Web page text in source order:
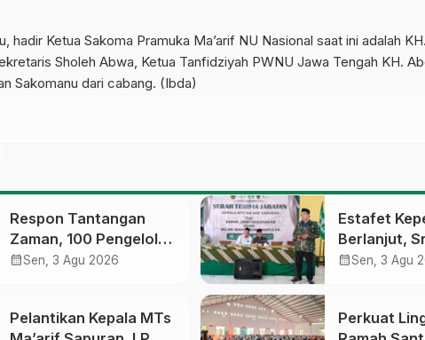
hadir Ketua Sakoma Pramuka Ma’arif NU Nasional saat ini adalah KH.
Sholeh Abwa, Ketua Tanfidziyah PWNU Jawa Tengah KH.
Sakomanu dari cabang. (Ibda)
Respon Tantangan
Zaman, 100 Pengelola
Medsos Sekolah
Digital
calendar_monthSen, 3 Agu 2026
Estafet
Berlanjut,
Susilowati
calendar_monthSen, 3 Agu
Pelantikan Kepala MTs
Perkuat